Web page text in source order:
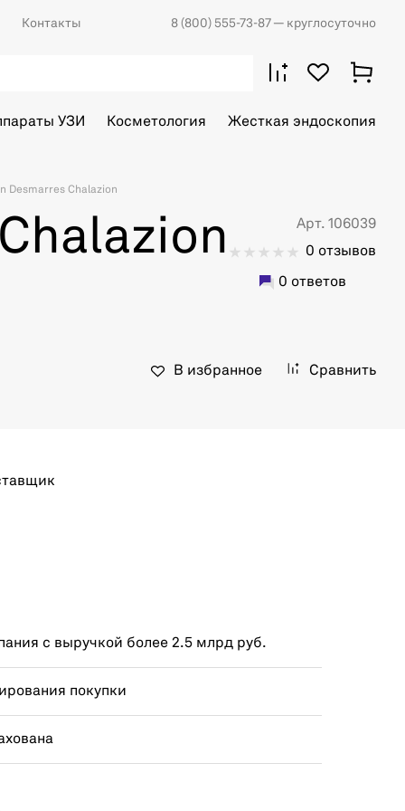
Контакты 8 (800) 555-73-87 — круглосуточно
УЗИ Косметология Жесткая эндоскопия
Desmarres Chalazion
Арт. 106039
0 отзывов
0 ответов
В избранное Сравнить
с выручкой более 2.5 млрд руб.
покупки